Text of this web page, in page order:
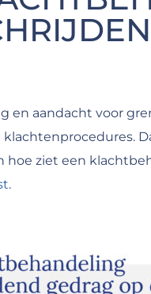
en aandacht voor
hoe ziet een
.